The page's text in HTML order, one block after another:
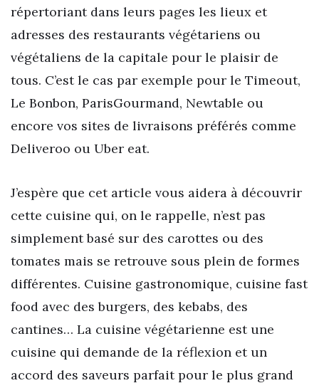
répertoriant dans leurs pages les lieux et
adresses des restaurants végétariens ou
végétaliens de la capitale pour le plaisir de
tous. C’est le cas par exemple pour le Timeout,
Le Bonbon, ParisGourmand, Newtable ou
encore vos sites de livraisons préférés comme
Deliveroo ou Uber eat.
J’espère que cet article vous aidera à découvrir
cette cuisine qui, on le rappelle, n’est pas
simplement basé sur des carottes ou des
tomates mais se retrouve sous plein de formes
différentes. Cuisine gastronomique, cuisine fast
food avec des burgers, des kebabs, des
cantines… La cuisine végétarienne est une
cuisine qui demande de la réflexion et un
accord des saveurs parfait pour le plus grand